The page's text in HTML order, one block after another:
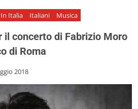
In Italia Italiani Musica
il concerto di Fabrizio Moro
di Roma
2018